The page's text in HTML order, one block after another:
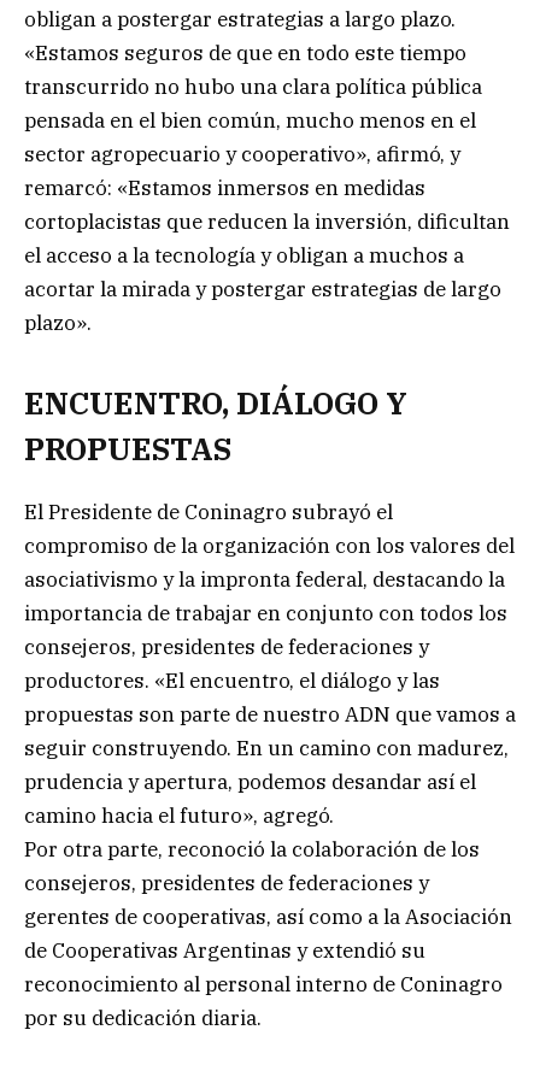
obligan a postergar estrategias a largo plazo.
«Estamos seguros de que en todo este tiempo
transcurrido no hubo una clara política pública
pensada en el bien común, mucho menos en el
sector agropecuario y cooperativo», afirmó, y
remarcó: «Estamos inmersos en medidas
cortoplacistas que reducen la inversión, dificultan
el acceso a la tecnología y obligan a muchos a
acortar la mirada y postergar estrategias de largo
plazo».
ENCUENTRO, DIÁLOGO Y
PROPUESTAS
El Presidente de Coninagro subrayó el
compromiso de la organización con los valores del
asociativismo y la impronta federal, destacando la
importancia de trabajar en conjunto con todos los
consejeros, presidentes de federaciones y
productores. «El encuentro, el diálogo y las
propuestas son parte de nuestro ADN que vamos a
seguir construyendo. En un camino con madurez,
prudencia y apertura, podemos desandar así el
camino hacia el futuro», agregó.
Por otra parte, reconoció la colaboración de los
consejeros, presidentes de federaciones y
gerentes de cooperativas, así como a la Asociación
de Cooperativas Argentinas y extendió su
reconocimiento al personal interno de Coninagro
por su dedicación diaria.